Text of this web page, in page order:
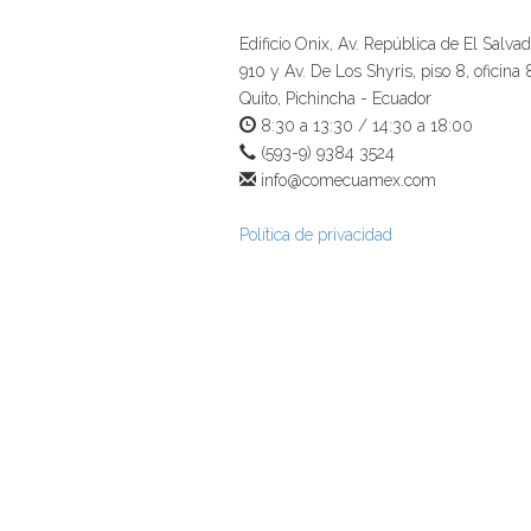
Edificio Onix, Av. República de El
910 y Av. De Los Shyris, piso 8, oficina
Quito, Pichincha - Ecuador
8:30 a 13:30 / 14:30 a 18:00
(593-9) 9384 3524
info@comecuamex.com
Política de privacidad